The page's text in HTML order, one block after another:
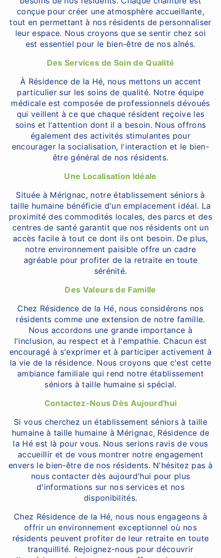
conçue pour créer une atmosphère accueillante,
tout en permettant à nos résidents de personnaliser
leur espace. Nous croyons que se sentir chez soi
est essentiel pour le bien-être de nos aînés.
Des Services de Soin de Qualité
À Résidence de la Hé, nous mettons un accent
particulier sur les soins de qualité. Notre équipe
médicale est composée de professionnels dévoués
qui veillent à ce que chaque résident reçoive les
soins et l'attention dont il a besoin. Nous offrons
également des activités stimulantes pour
encourager la socialisation, l'interaction et le bien-
être général de nos résidents.
Une Localisation Idéale
Située à Mérignac, notre établissement séniors à
taille humaine bénéficie d'un emplacement idéal. La
proximité des commodités locales, des parcs et des
centres de santé garantit que nos résidents ont un
accès facile à tout ce dont ils ont besoin. De plus,
notre environnement paisible offre un cadre
agréable pour profiter de la retraite en toute
sérénité.
Des Valeurs de Famille
Chez Résidence de la Hé, nous considérons nos
résidents comme une extension de notre famille.
Nous accordons une grande importance à
l'inclusion, au respect et à l'empathie. Chacun est
encouragé à s'exprimer et à participer activement à
la vie de la résidence. Nous croyons que c'est cette
ambiance familiale qui rend notre établissement
séniors à taille humaine si spécial.
Contactez-Nous Dès Aujourd'hui
Si vous cherchez un établissement séniors à taille
humaine à taille humaine à Mérignac, Résidence de
la Hé est là pour vous. Nous serions ravis de vous
accueillir et de vous montrer notre engagement
envers le bien-être de nos résidents. N'hésitez pas à
nous contacter dès aujourd'hui pour plus
d'informations sur nos services et nos
disponibilités.
Chez Résidence de la Hé, nous nous engageons à
offrir un environnement exceptionnel où nos
résidents peuvent profiter de leur retraite en toute
tranquillité. Rejoignez-nous pour découvrir